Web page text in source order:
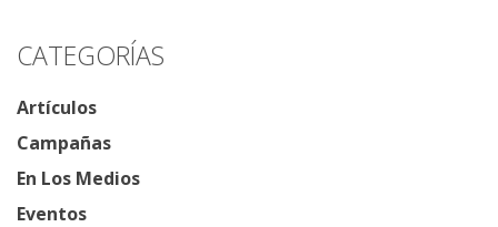
CATEGORÍAS
Artículos
Campañas
En Los Medios
Eventos